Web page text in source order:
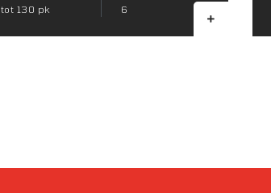
tot 130 pk
6